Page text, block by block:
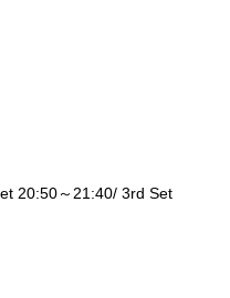
20:50～21:40/ 3rd Set